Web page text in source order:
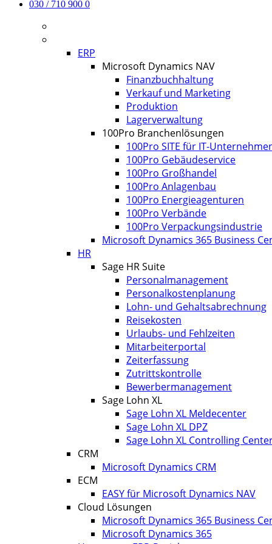
030 / 710 900 0
ERP
Microsoft Dynamics NAV
Finanzbuchhaltung
Verkauf und Marketing
Produktion
Lagerverwaltung
100Pro Branchenlösungen
100Pro SITE für IT-
100Pro Gebäudeservice
100Pro Großhandel
100Pro Anlagenbau
100Pro Energieagenturen
100Pro Verbände
100Pro Verpackungsindustrie
Microsoft Dynamics 365 Business
HR
Sage HR Suite
Personalmanagement
Personalkostenplanung
Lohn- und Gehaltsabrechnung
Reisekosten
Urlaubs- und Fehlzeiten
Mitarbeiterportal
Zeiterfassung
Zutrittskontrolle
Bewerbermanagement
Sage Lohn XL
Sage Lohn XL Meldecenter
Sage Lohn XL DPZ
Sage Lohn XL Controlling
CRM
Microsoft Dynamics CRM
ECM
EASY für Microsoft Dynamics NAV
Cloud Lösungen
Microsoft Dynamics 365 Business
Microsoft Dynamics 365